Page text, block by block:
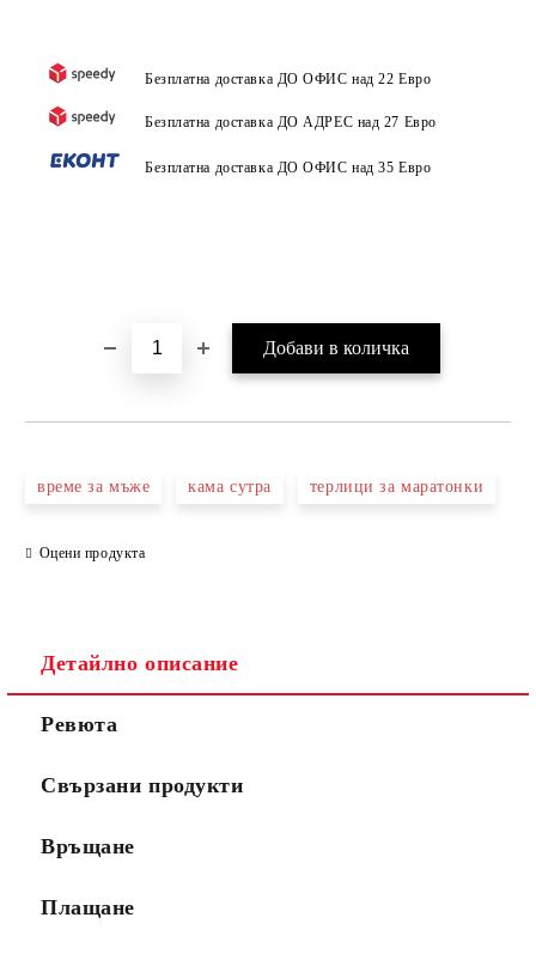
Безплатна доставка ДО ОФИС над 22 Евро
Безплатна доставка ДО АДРЕС над 27 Евро
Безплатна доставка ДО ОФИС над 35 Евро
време за мъже кама сутра терлици за маратонки
Оцени продукта
Детайлно описание
Ревюта
Свързани продукти
Връщане
Плащане